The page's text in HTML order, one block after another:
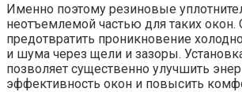
Именно поэтому резиновые
неотъемлемой частью для таких
предотвратить проникновение
и шума через щели и зазоры.​
позволяет существенно улучшить
эффективность окон и повысить